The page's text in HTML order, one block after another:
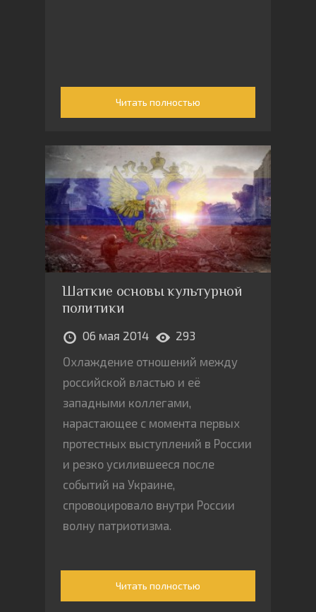
Читать полностью
Шаткие основы культурной
политики
06 мая 2014
293
Охлаждение отношений между
российской властью и её
западными коллегами,
нарастающее с момента первых
протестных выступлений в России
и резко усилившееся после
событий на Украине,
спровоцировало внутри России
волну патриотизма.
Читать полностью